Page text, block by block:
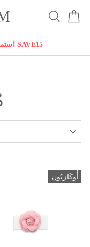
يبحث
استمتع بخصم 15% باستخدام الكود SAVE15
أُوكَازيُون